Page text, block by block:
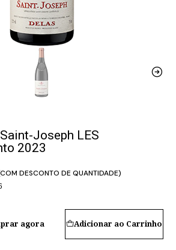
Joseph LES
2023
DESCONTO DE QUANTIDADE)
Adicionar ao Carrinho
agora